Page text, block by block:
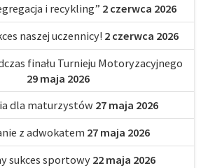
i recykling” 2 czerwca 2026
naszej uczennicy! 2 czerwca 2026
finału Turnieju Motoryzacyjnego
29 maja 2026
dla maturzystów 27 maja 2026
z adwokatem 27 maja 2026
sukces sportowy 22 maja 2026